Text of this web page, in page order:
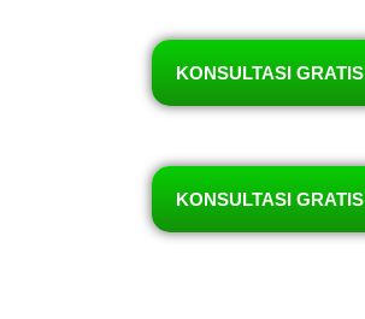
KONSULTASI GRATIS
KONSULTASI GRATIS